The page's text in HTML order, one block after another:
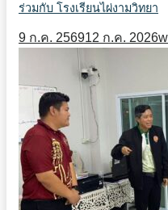
ร่วมกับ โรงเรียนไผ่งามวิทยา
9 ก.ค. 256912 ก.ค. 2026